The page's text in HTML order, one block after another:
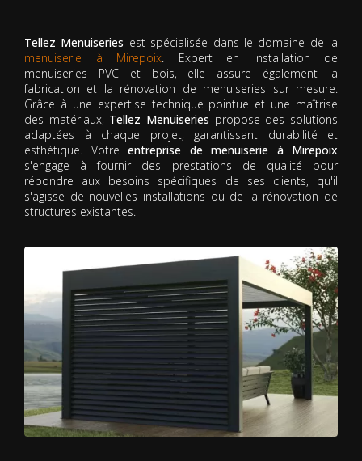
Tellez Menuiseries est spécialisée dans le domaine de la
menuiserie à Mirepoix. Expert en installation de
menuiseries PVC et bois, elle assure également la
fabrication et la rénovation de menuiseries sur mesure.
Grâce à une expertise technique pointue et une maîtrise
des matériaux, Tellez Menuiseries propose des solutions
adaptées à chaque projet, garantissant durabilité et
esthétique. Votre entreprise de menuiserie à Mirepoix
s'engage à fournir des prestations de qualité pour
répondre aux besoins spécifiques de ses clients, qu'il
s'agisse de nouvelles installations ou de la rénovation de
structures existantes.